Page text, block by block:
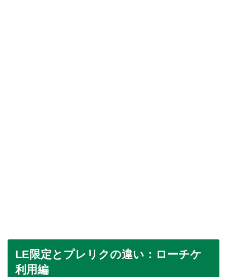
LE限定とプレリクの違い：ローチケ
利用編